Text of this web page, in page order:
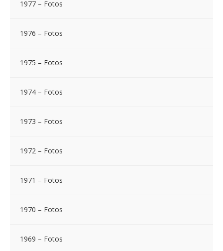
1977 – Fotos
1976 – Fotos
1975 – Fotos
1974 – Fotos
1973 – Fotos
1972 – Fotos
1971 – Fotos
1970 – Fotos
1969 – Fotos